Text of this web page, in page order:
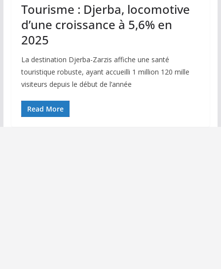
Tourisme : Djerba, locomotive
d’une croissance à 5,6% en
2025
La destination Djerba-Zarzis affiche une santé
touristique robuste, ayant accueilli 1 million 120 mille
visiteurs depuis le début de l’année
Read More